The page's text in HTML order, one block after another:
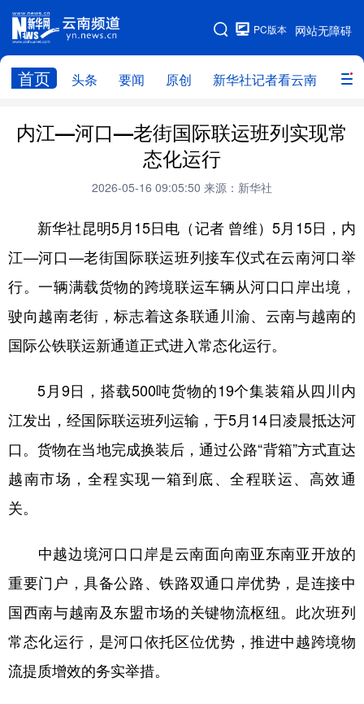
网站无障碍
PC版本
首页 头条 要闻 原创 新华社记者看云南 政务
网站地图
头条 云南要闻 本网原创
政务
云南省领导报道集
教育
州市
社会
图片
经济 服务 云南故事
云南青年说 趣看文物
内江—河口—老街国际联运班列实现常
态化运行
2026-05-16 09:05:50 来源：新华社
新华社昆明5月15日电（记者 曾维）5月15日，内
江—河口—老街国际联运班列接车仪式在云南河口举
行。一辆满载货物的跨境联运车辆从河口口岸出境，
驶向越南老街，标志着这条联通川渝、云南与越南的
国际公铁联运新通道正式进入常态化运行。
5月9日，搭载500吨货物的19个集装箱从四川内
江发出，经国际联运班列运输，于5月14日凌晨抵达河
口。货物在当地完成换装后，通过公路“背箱”方式直达
越南市场，全程实现一箱到底、全程联运、高效通
关。
中越边境河口口岸是云南面向南亚东南亚开放的
重要门户，具备公路、铁路双通口岸优势，是连接中
国西南与越南及东盟市场的关键物流枢纽。此次班列
常态化运行，是河口依托区位优势，推进中越跨境物
流提质增效的务实举措。